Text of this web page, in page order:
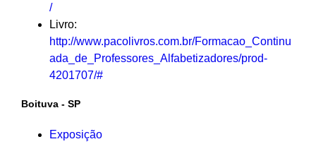
/
Livro:
http://www.pacolivros.com.br/Formacao_Continu
ada_de_Professores_Alfabetizadores/prod-
4201707/#
Boituva - SP
Exposição